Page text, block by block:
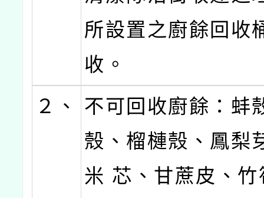
所設置之廚餘回收
收。
２、
不可回收廚餘：蚌
殼、榴槤殼、鳳梨
米 芯、甘蔗皮、